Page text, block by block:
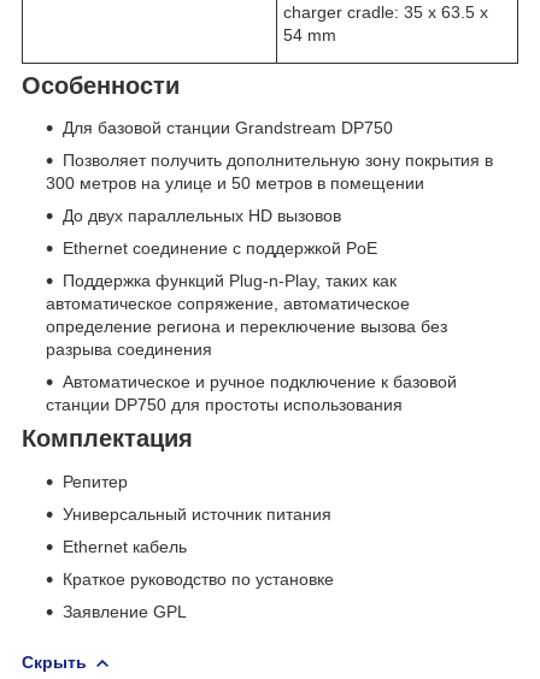
charger cradle: 35 x 63.5 x
54 mm
Особенности
Для базовой станции Grandstream DP750
Позволяет получить дополнительную зону покрытия в
300 метров на улице и 50 метров в помещении
До двух параллельных HD вызовов
Ethernet соединение с поддержкой PoE
Поддержка функций Plug-n-Play, таких как
автоматическое сопряжение, автоматическое
определение региона и переключение вызова без
разрыва соединения
Автоматическое и ручное подключение к базовой
станции DP750 для простоты использования
Комплектация
Репитер
Универсальный источник питания
Ethernet кабель
Краткое руководство по установке
Заявление GPL
Скрыть